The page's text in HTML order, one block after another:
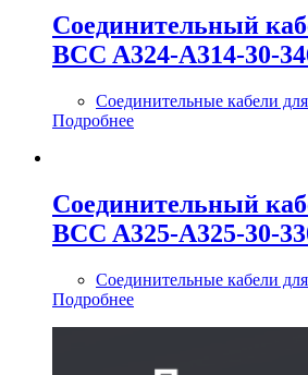
Соединительный
BCC A324-A314-30-
Соединительные кабели
Подробнее
Соединительный
BCC A325-A325-30-
Соединительные кабели
Подробнее